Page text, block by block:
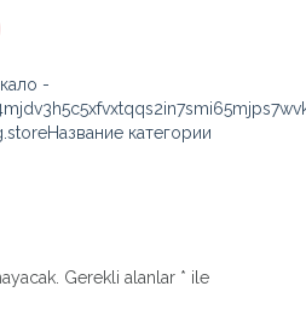
-
категории
Gerekli alanlar * ile